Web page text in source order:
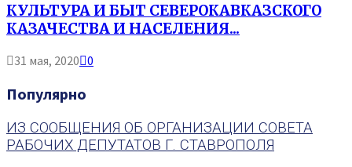
КУЛЬТУРА И БЫТ СЕВЕРОКАВКАЗСКОГО
КАЗАЧЕСТВА И НАСЕЛЕНИЯ...
31 мая, 2020 0
Популярно
ИЗ СООБЩЕНИЯ ОБ ОРГАНИЗАЦИИ СОВЕТА
РАБОЧИХ ДЕПУТАТОВ Г. СТАВРОПОЛЯ